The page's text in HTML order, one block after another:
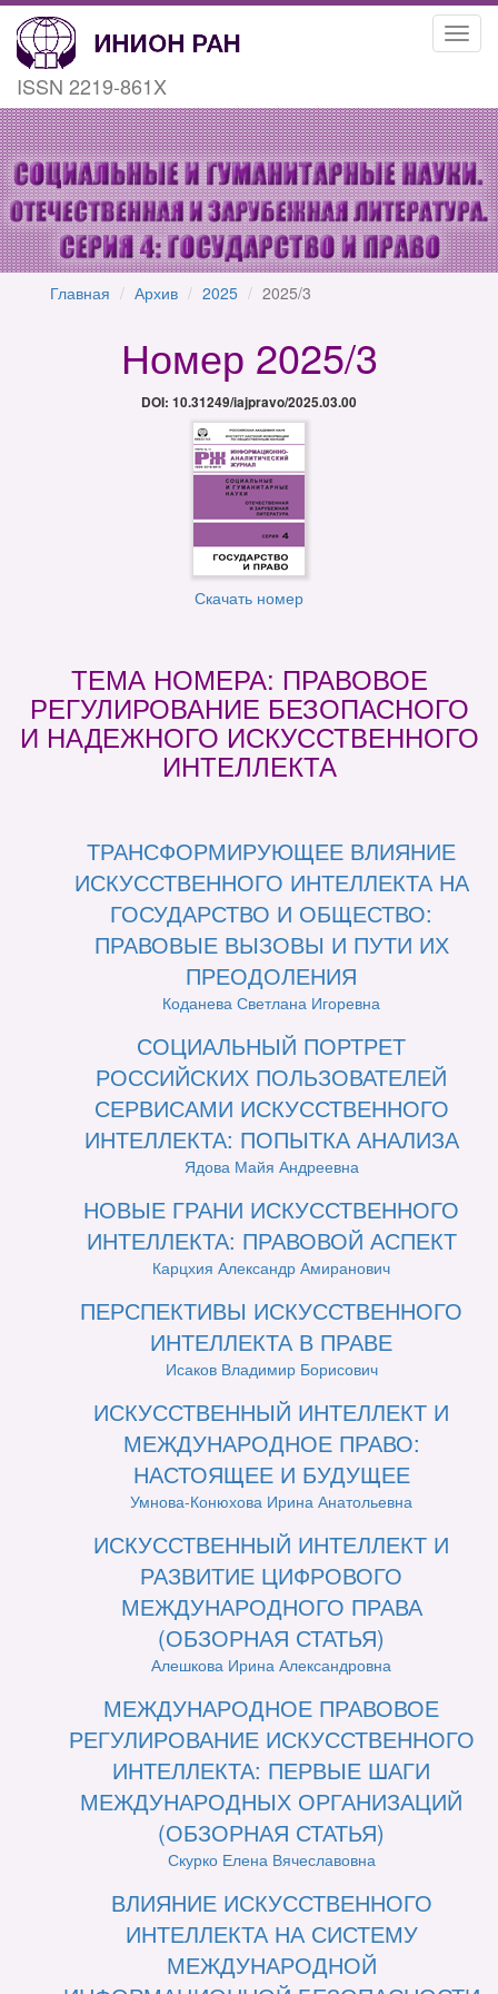
ISSN 2219-861X
Главная Архив 2025 2025/3
Номер 2025/3
DOI: 10.31249/iajpravo/2025.03.00
Скачать номер
ТЕМА НОМЕРА: ПРАВОВОЕ
РЕГУЛИРОВАНИЕ БЕЗОПАСНОГО
И НАДЕЖНОГО ИСКУССТВЕННОГО
ИНТЕЛЛЕКТА
ТРАНСФОРМИРУЮЩЕЕ ВЛИЯНИЕ
ИСКУССТВЕННОГО ИНТЕЛЛЕКТА НА
ГОСУДАРСТВО И ОБЩЕСТВО:
ПРАВОВЫЕ ВЫЗОВЫ И ПУТИ ИХ
ПРЕОДОЛЕНИЯ
Коданева Светлана Игоревна
СОЦИАЛЬНЫЙ ПОРТРЕТ
РОССИЙСКИХ ПОЛЬЗОВАТЕЛЕЙ
СЕРВИСАМИ ИСКУССТВЕННОГО
ИНТЕЛЛЕКТА: ПОПЫТКА АНАЛИЗА
Ядова Майя Андреевна
НОВЫЕ ГРАНИ ИСКУССТВЕННОГО
ИНТЕЛЛЕКТА: ПРАВОВОЙ АСПЕКТ
Карцхия Александр Амиранович
ПЕРСПЕКТИВЫ ИСКУССТВЕННОГО
ИНТЕЛЛЕКТА В ПРАВЕ
Исаков Владимир Борисович
ИСКУССТВЕННЫЙ ИНТЕЛЛЕКТ И
МЕЖДУНАРОДНОЕ ПРАВО:
НАСТОЯЩЕЕ И БУДУЩЕЕ
Умнова-Конюхова Ирина Анатольевна
ИСКУССТВЕННЫЙ ИНТЕЛЛЕКТ И
РАЗВИТИЕ ЦИФРОВОГО
МЕЖДУНАРОДНОГО ПРАВА
(ОБЗОРНАЯ СТАТЬЯ)
Алешкова Ирина Александровна
МЕЖДУНАРОДНОЕ ПРАВОВОЕ
РЕГУЛИРОВАНИЕ ИСКУССТВЕННОГО
ИНТЕЛЛЕКТА: ПЕРВЫЕ ШАГИ
МЕЖДУНАРОДНЫХ ОРГАНИЗАЦИЙ
(ОБЗОРНАЯ СТАТЬЯ)
Скурко Елена Вячеславовна
ВЛИЯНИЕ ИСКУССТВЕННОГО
ИНТЕЛЛЕКТА НА СИСТЕМУ
МЕЖДУНАРОДНОЙ